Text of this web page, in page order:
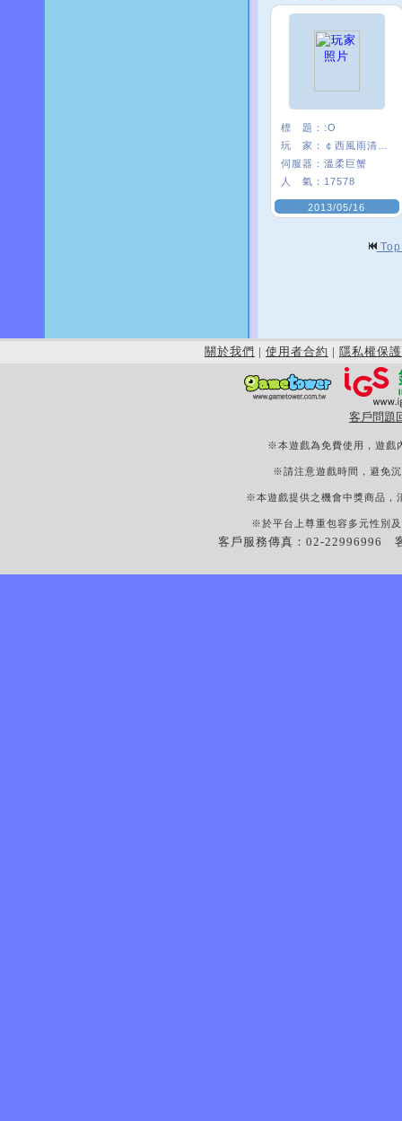
標 題： :O
玩 家：
伺服器： 溫柔巨蟹
人 氣： 17578
2013/05/16
關於我們 | 使用者合約 | 隱私權保護
客戶問題
※本遊戲為免費使用，遊戲
※請注意遊戲時間，避免
※本遊戲提供之機會中獎商品，
※於平台上尊重包容多元性別
客戶服務傳真：02-22996996